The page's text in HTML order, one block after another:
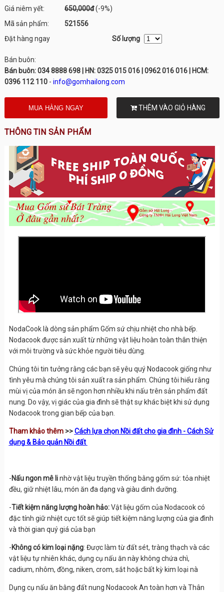
Giá niêm yết: 650,000đ(-9%)
Mã sản phẩm:
521556
Đặt hàng ngay
Số lượng
Bán buôn:
Bán buôn: 034 8888 698 | HN: 0325 015 016 | 0962 016 016 | HCM:
0396 112 110- info@gomhailong.com
THÊM VÀO GIỎ HÀNG
THÔNG TIN SẢN PHẨM
NodaCook là dòng sản phẩm Gốm sứ chịu nhiệt cho nhà bếp.
Nodacook được sản xuất từ những vật liệu hoàn toàn thân thiện
với môi trường và sức khỏe người tiêu dùng.
Chúng tôi tin tưởng rằng các bạn sẽ yêu quý Nodacook giống như
tình yêu mà chúng tôi sản xuất ra sản phẩm. Chúng tôi hiểu rằng
mùi vị của món ăn sẽ ngon hơn nhiều khi nấu trên sản phẩm đất
nung. Do vậy, vị giác của gia đình sẽ thật sự khác biệt khi sử dụng
Nodacook trong gian bếp của bạn.
Tham khảo thêm >>Cách lựa chọn Nồi đất cho gia đình - Cách Sử
dụng & Bảo quản Nồi đất
-Nấu ngon mê linhờ vật liệu truyền thống bằng gốm sứ: tỏa nhiệt
đều, giữ nhiệt lâu, món ăn đa dạng và giàu dinh dưỡng.
-Tiết kiệm năng lượng hoàn hảo:Vật liệu gốm của Nodacook có
đặc tính giữ nhiệt cực tốt sẽ giúp tiết kiệm năng lượng của gia đình
và thời gian quý giá của bạn
-Không có kim loại nặng: Được làm từ đất sét, tràng thạch và các
vật liệu tự nhiên khác, dụng cụ nấu ăn này không chứa chì,
cadium, nhôm, đồng, niken, crom, sắt hoặc bất kỳ kim loại nà
Dụng cụ nấu ăn bằng đất nung Nodacook An toàn hơn và Thân